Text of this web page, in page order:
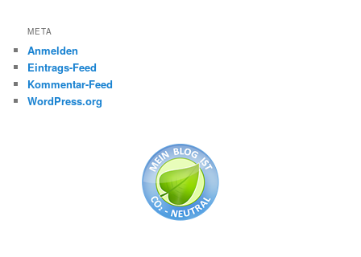
META
Anmelden
Eintrags-Feed
Kommentar-Feed
WordPress.org